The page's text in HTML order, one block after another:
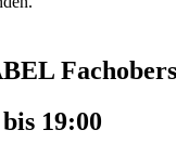
bis 19:00